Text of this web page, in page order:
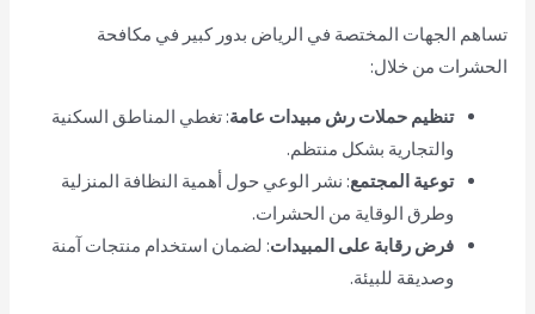
تساهم الجهات المختصة في الرياض بدور كبير في مكافحة
الحشرات من خلال:
تنظيم حملات رش مبيدات عامة: تغطي المناطق السكنية
والتجارية بشكل منتظم.
توعية المجتمع: نشر الوعي حول أهمية النظافة المنزلية
وطرق الوقاية من الحشرات.
فرض رقابة على المبيدات: لضمان استخدام منتجات آمنة
وصديقة للبيئة.